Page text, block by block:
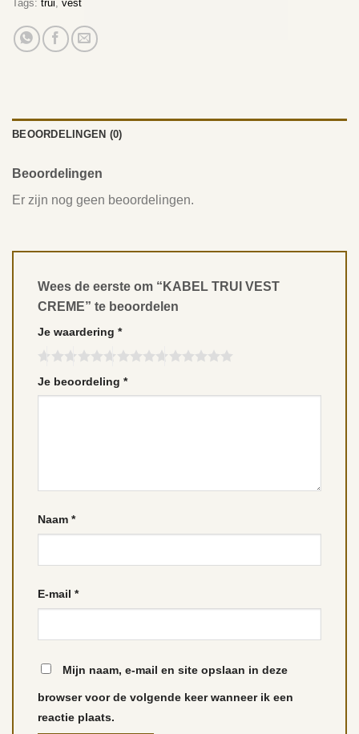
Tags: trui, vest
BEOORDELINGEN (0)
Beoordelingen
Er zijn nog geen beoordelingen.
Wees de eerste om “KABEL TRUI VEST
CREME” te beoordelen
Je waardering *
Je beoordeling *
Naam *
E-mail *
Mijn naam, e-mail en site opslaan in deze
browser voor de volgende keer wanneer ik een
reactie plaats.